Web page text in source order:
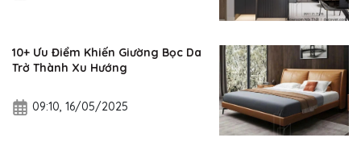
10+ Ưu Điểm Khiến Giường Bọc Da
Trở Thành Xu Hướng
09:10, 16/05/2025